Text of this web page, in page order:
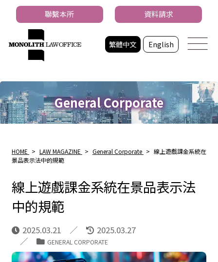
繁體中文 English
聯繫本所 資料請求
General Corporate
HOME > LAW MAGAZINE > General Corporate > 線上遊戲課金系統在
景品表示法中的規範
線上遊戲課金系統在景品表示法
中的規範
2025.03.21 2025.03.27
GENERAL CORPORATE